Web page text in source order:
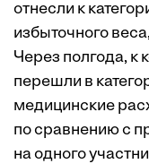
отнесли к
избыточного
Через полгода, к
перешли в
медицинские
по сравнению с
на одного